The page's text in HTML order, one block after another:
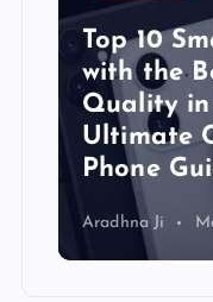
Top 10
with the
Quality in
Ultimate
Phone
Aradhna Ji